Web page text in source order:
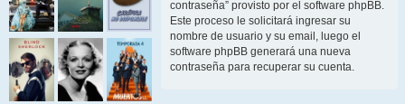
contraseña” provisto por el software phpBB.
Este proceso le solicitará ingresar su
nombre de usuario y su email, luego el
software phpBB generará una nueva
contraseña para recuperar su cuenta.